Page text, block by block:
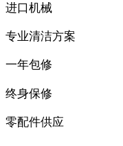
进口机械
专业清洁方案
一年包修
终身保修
零配件供应